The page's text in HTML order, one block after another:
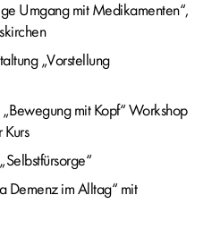
Umgang mit Medikamenten“,
„Vorstellung
mit Kopf“ Workshop
Demenz im Alltag“ mit